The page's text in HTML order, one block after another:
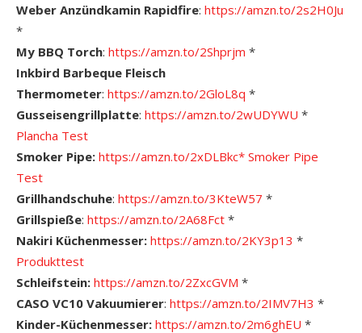
Weber Anzündkamin Rapidfire: https://amzn.to/2s2H0Ju
*
My BBQ Torch: https://amzn.to/2Shprjm *
Inkbird Barbeque Fleisch
Thermometer: https://amzn.to/2GloL8q *
Gusseisengrillplatte: https://amzn.to/2wUDYWU *
Plancha Test
Smoker Pipe: https://amzn.to/2xDLBkc* Smoker Pipe
Test
Grillhandschuhe: https://amzn.to/3KteW57 *
Grillspieße: https://amzn.to/2A68Fct *
Nakiri Küchenmesser: https://amzn.to/2KY3p13 *
Produkttest
Schleifstein: https://amzn.to/2ZxcGVM *
CASO VC10 Vakuumierer: https://amzn.to/2IMV7H3 *
Kinder-Küchenmesser: https://amzn.to/2m6ghEU *